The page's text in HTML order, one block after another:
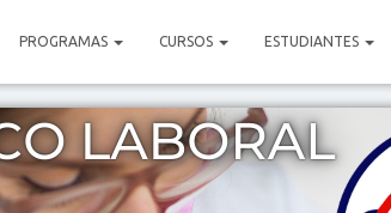
PROGRAMAS CURSOS ESTUDIANTES